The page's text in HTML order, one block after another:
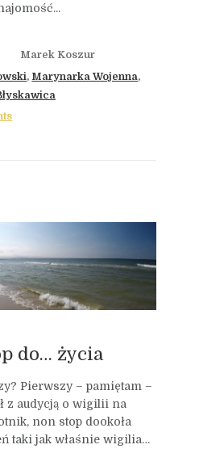
Marek Koszur
, Marynarka Wojenna,
do… życia
Pierwszy – pamiętam –
z audycją o wigilii na
non stop dookoła
taki jak właśnie wigilia…